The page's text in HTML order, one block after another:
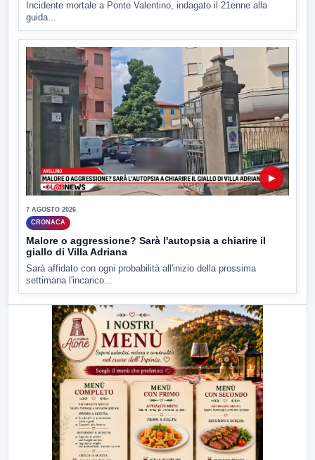
Incidente mortale a Ponte Valentino, indagato il 21enne alla
guida...
▶
7 AGOSTO 2026
CRONACA
Malore o aggressione? Sarà l'autopsia a chiarire il
giallo di Villa Adriana
Sarà affidato con ogni probabilità all'inizio della prossima
settimana l'incarico...